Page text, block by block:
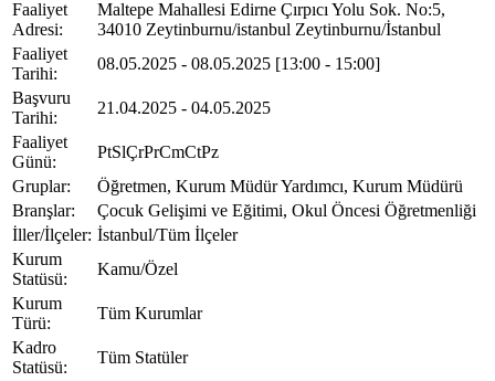
Faaliyet
Adresi:
Maltepe Mahallesi Edirne Çırpıcı Yolu Sok. No:5,
34010 Zeytinburnu/istanbul Zeytinburnu/İstanbul
Faaliyet
Tarihi:
08.05.2025 - 08.05.2025 [13:00 - 15:00]
Başvuru
Tarihi:
21.04.2025 - 04.05.2025
Faaliyet
Günü:
PtSlÇrPrCmCtPz
Gruplar:
Öğretmen, Kurum Müdür Yardımcı, Kurum Müdürü
Branşlar:
Çocuk Gelişimi ve Eğitimi, Okul Öncesi Öğretmenliği
İller/İlçeler: İstanbul/Tüm İlçeler
Kurum
Statüsü:
Kamu/Özel
Kurum
Türü:
Tüm Kurumlar
Kadro
Statüsü:
Tüm Statüler